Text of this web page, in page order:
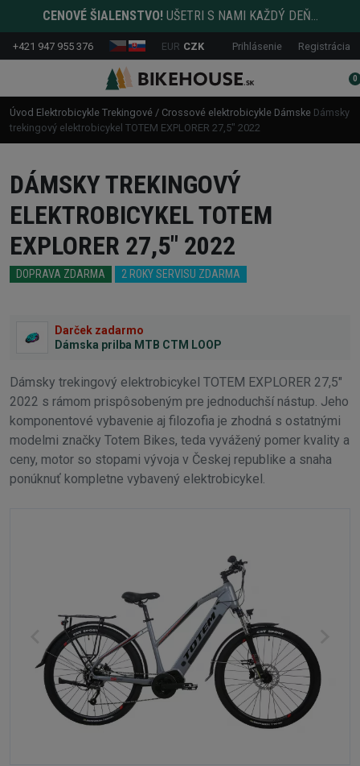
CENOVÉ ŠIALENSTVO! UŠETRI S NAMI KAŽDÝ DEŇ...
+421 947 955 376 EUR CZK Prihlásenie Registrácia
0
Úvod Elektrobicykle Trekingové / Crossové elektrobicykle Dámske Dámsky
trekingový elektrobicykel TOTEM EXPLORER 27,5" 2022
DÁMSKY TREKINGOVÝ
ELEKTROBICYKEL TOTEM
EXPLORER 27,5" 2022
DOPRAVA ZDARMA 2 ROKY SERVISU ZDARMA
Darček zadarmo
Dámska prilba MTB CTM LOOP
Dámsky trekingový elektrobicykel TOTEM EXPLORER 27,5"
2022 s rámom prispôsobeným pre jednoduchší nástup. Jeho
komponentové vybavenie aj filozofia je zhodná s ostatnými
modelmi značky Totem Bikes, teda vyvážený pomer kvality a
ceny, motor so stopami vývoja v Českej republike a snaha
ponúknuť kompletne vybavený elektrobicykel.